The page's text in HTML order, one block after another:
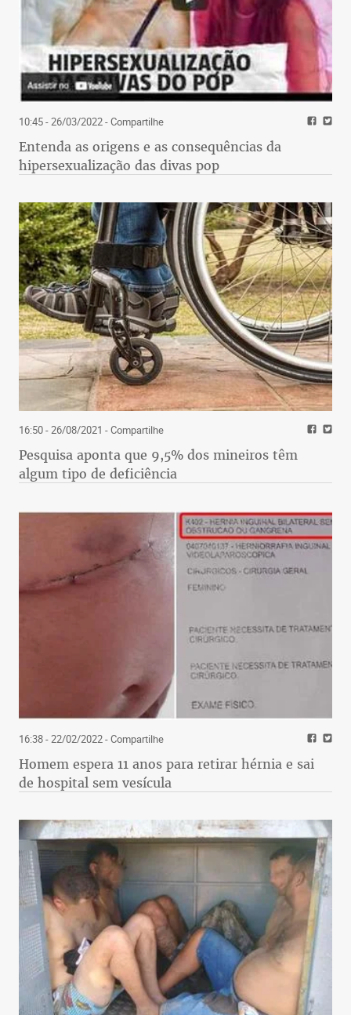
10:45 - 26/03/2022- Compartilhe
Entenda as origens e as consequências da
hipersexualização das divas pop
16:50 - 26/08/2021 - Compartilhe
Pesquisa aponta que 9,5% dos mineiros têm
algum tipo de deficiência
16:38 - 22/02/2022- Compartilhe
Homem espera 11 anos para retirar hérnia e sai
de hospital sem vesícula